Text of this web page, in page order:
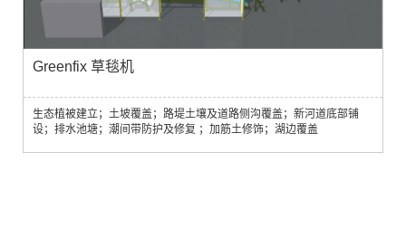
Greenfix 草毯机
生态植被建立；土坡覆盖；路堤土壤及道路侧沟覆盖；新河道底部铺
设；排水池塘；潮间带防护及修复 ；加筋土修饰；湖边覆盖